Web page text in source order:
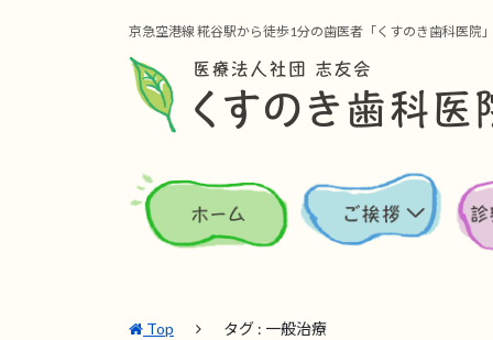
京急空港線 糀谷駅から徒歩1分の歯医者「くすのき歯科医院
Top タグ : 一般治療